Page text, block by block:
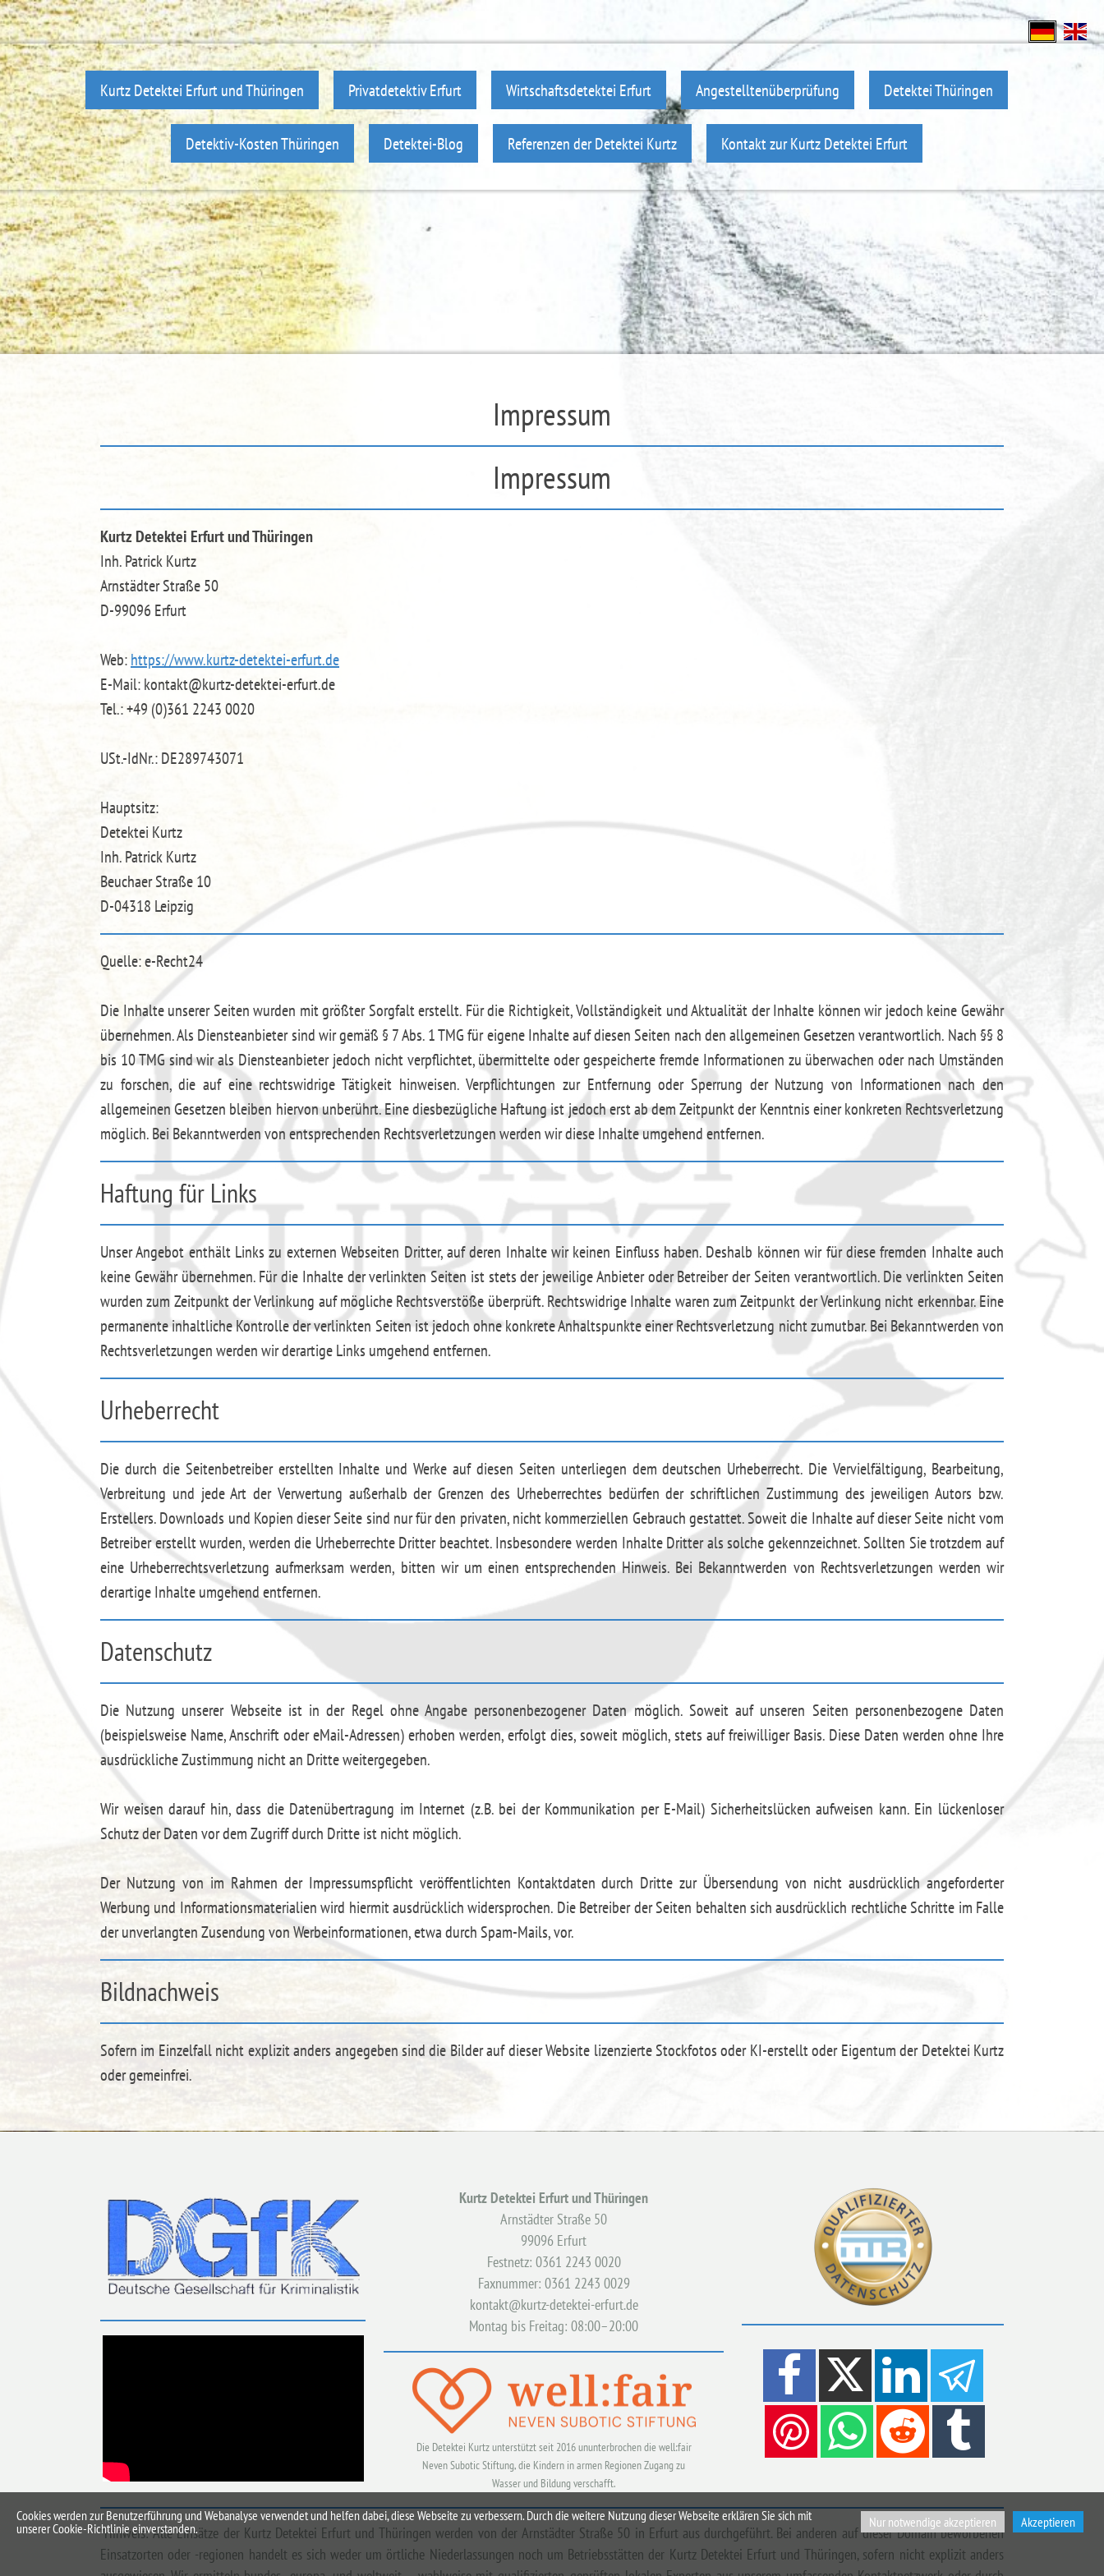
Kurtz Detektei Erfurt und Thüringen Privatdetektiv Erfurt Wirtschaftsdetektei Erfurt Angestelltenüberprüfung Detektei Thüringen
Detektiv-Kosten Thüringen Detektei-Blog Referenzen der Detektei Kurtz Kontakt zur Kurtz Detektei Erfurt
Impressum
Impressum
Kurtz Detektei Erfurt und Thüringen
Inh. Patrick Kurtz
Arnstädter Straße 50
D-99096 Erfurt
Web:https://www.kurtz-detektei-erfurt.de
E-Mail: kontakt@kurtz-detektei-erfurt.de
Tel.: +49 (0)361 2243 0020
USt.-IdNr.: DE289743071
Hauptsitz:
Detektei Kurtz
Inh. Patrick Kurtz
Beuchaer Straße 10
D-04318 Leipzig
Quelle: e-Recht24
Die Inhalte unserer Seiten wurden mit größter Sorgfalt erstellt. Für die Richtigkeit, Vollständigkeit und Aktualität der Inhalte können wir jedoch keine Gewähr
übernehmen. Als Diensteanbieter sind wir gemäß § 7 Abs. 1 TMG für eigene Inhalte auf diesen Seiten nach den allgemeinen Gesetzen verantwortlich. Nach §§ 8
bis 10 TMG sind wir als Diensteanbieter jedoch nicht verpflichtet, übermittelte oder gespeicherte fremde Informationen zu überwachen oder nach Umständen
zu forschen, die auf eine rechtswidrige Tätigkeit hinweisen. Verpflichtungen zur Entfernung oder Sperrung der Nutzung von Informationen nach den
allgemeinen Gesetzen bleiben hiervon unberührt. Eine diesbezügliche Haftung ist jedoch erst ab dem Zeitpunkt der Kenntnis einer konkreten Rechtsverletzung
möglich. Bei Bekanntwerden von entsprechenden Rechtsverletzungen werden wir diese Inhalte umgehend entfernen.
Haftung für Links
Unser Angebot enthält Links zu externen Webseiten Dritter, auf deren Inhalte wir keinen Einfluss haben. Deshalb können wir für diese fremden Inhalte auch
keine Gewähr übernehmen. Für die Inhalte der verlinkten Seiten ist stets der jeweilige Anbieter oder Betreiber der Seiten verantwortlich. Die verlinkten Seiten
wurden zum Zeitpunkt der Verlinkung auf mögliche Rechtsverstöße überprüft. Rechtswidrige Inhalte waren zum Zeitpunkt der Verlinkung nicht erkennbar. Eine
permanente inhaltliche Kontrolle der verlinkten Seiten ist jedoch ohne konkrete Anhaltspunkte einer Rechtsverletzung nicht zumutbar. Bei Bekanntwerden von
Rechtsverletzungen werden wir derartige Links umgehend entfernen.
Urheberrecht
Die durch die Seitenbetreiber erstellten Inhalte und Werke auf diesen Seiten unterliegen dem deutschen Urheberrecht. Die Vervielfältigung, Bearbeitung,
Verbreitung und jede Art der Verwertung außerhalb der Grenzen des Urheberrechtes bedürfen der schriftlichen Zustimmung des jeweiligen Autors bzw.
Erstellers. Downloads und Kopien dieser Seite sind nur für den privaten, nicht kommerziellen Gebrauch gestattet. Soweit die Inhalte auf dieser Seite nicht vom
Betreiber erstellt wurden, werden die Urheberrechte Dritter beachtet. Insbesondere werden Inhalte Dritter als solche gekennzeichnet. Sollten Sie trotzdem auf
eine Urheberrechtsverletzung aufmerksam werden, bitten wir um einen entsprechenden Hinweis. Bei Bekanntwerden von Rechtsverletzungen werden wir
derartige Inhalte umgehend entfernen.
Datenschutz
Die Nutzung unserer Webseite ist in der Regel ohne Angabe personenbezogener Daten möglich. Soweit auf unseren Seiten personenbezogene Daten
(beispielsweise Name, Anschrift oder eMail-Adressen) erhoben werden, erfolgt dies, soweit möglich, stets auf freiwilliger Basis. Diese Daten werden ohne Ihre
ausdrückliche Zustimmung nicht an Dritte weitergegeben.
Wir weisen darauf hin, dass die Datenübertragung im Internet (z.B. bei der Kommunikation per E-Mail) Sicherheitslücken aufweisen kann. Ein lückenloser
Schutz der Daten vor dem Zugriff durch Dritte ist nicht möglich.
Der Nutzung von im Rahmen der Impressumspflicht veröffentlichten Kontaktdaten durch Dritte zur Übersendung von nicht ausdrücklich angeforderter
Werbung und Informationsmaterialien wird hiermit ausdrücklich widersprochen. Die Betreiber der Seiten behalten sich ausdrücklich rechtliche Schritte im Falle
der unverlangten Zusendung von Werbeinformationen, etwa durch Spam-Mails, vor.
Bildnachweis
Sofern im Einzelfall nicht explizit anders angegeben sind die Bilder auf dieser Website lizenzierte Stockfotos oder KI-erstellt oder Eigentum der Detektei Kurtz
oder gemeinfrei.
Kurtz Detektei Erfurt und Thüringen
Arnstädter Straße 50
99096 Erfurt
Festnetz: 0361 2243 0020
Faxnummer: 0361 2243 0029
kontakt@kurtz-detektei-erfurt.de
Montag bis Freitag: 08:00–20:00
Die Detektei Kurtz unterstützt seit 2016 ununterbrochen die well:fair
Neven Subotic Stiftung, die Kindern in armen Regionen Zugang zu
Wasser und Bildung verschafft.
*Hinweis: Alle Einsätze der Kurtz Detektei Erfurt und Thüringen werden von der Arnstädter Straße 50 in Erfurt aus durchgeführt. Bei anderen auf dieser Domain beworbenen
Einsatzorten oder -regionen handelt es sich weder um örtliche Niederlassungen noch um Betriebsstätten der Kurtz Detektei Erfurt und Thüringen, sofern nicht explizit anders
Cookies werden zur Benutzerführung und Webanalyse verwendet und helfen dabei, diese Webseite zu verbessern. Durch die weitere Nutzung dieser Webseite erklären Sie sich mit
unserer Cookie-Richtlinie einverstanden.
Nur notwendige akzeptieren Akzeptieren